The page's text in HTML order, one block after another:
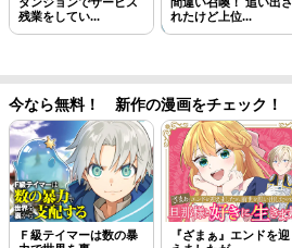
残業をしてい...
れたけど上位...
今なら無料！ 新作の漫画をチェック！
Ｆ級テイマーは数の暴
『ざまぁ』エンドを迎